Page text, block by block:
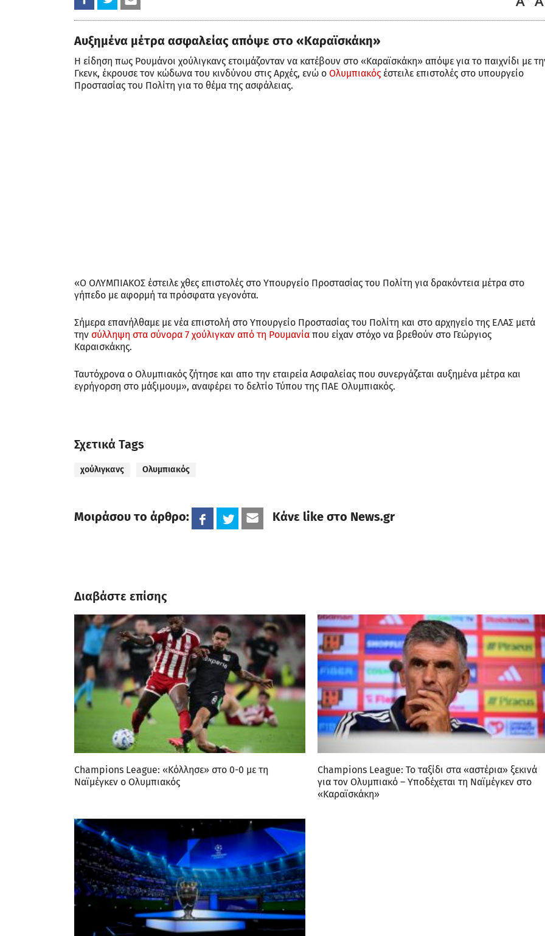
Αυξημένα μέτρα ασφαλείας απόψε στο «Καραϊσκάκη»
Η είδηση πως Ρουμάνοι χούλιγκανς ετοιμάζονταν να κατέβουν στο «Καραϊσκάκη» απόψε για το παιχνίδι με
Γκενκ, έκρουσε τον κώδωνα του κινδύνου στις Αρχές, ενώ ο Ολυμπιακός έστειλε επιστολές στο υπουργείο
Προστασίας του Πολίτη για το θέμα της ασφάλειας.
«Ο ΟΛΥΜΠΙΑΚΟΣ έστειλε χθες επιστολές στο Υπουργείο Προστασίας του Πολίτη για δρακόντεια μέτρα στο
γήπεδο με αφορμή τα πρόσφατα γεγονότα.
Σήμερα επανήλθαμε με νέα επιστολή στο Υπουργείο Προστασίας του Πολίτη και στο αρχηγείο της ΕΛΑΣ μετά
την σύλληψη στα σύνορα 7 χούλιγκαν από τη Ρουμανία που είχαν στόχο να βρεθούν στο Γεώργιος
Καραισκάκης.
Ταυτόχρονα ο Ολυμπιακός ζήτησε και απο την εταιρεία Ασφαλείας που συνεργάζεται αυξημένα μέτρα και
εγρήγορση στο μάξιμουμ», αναφέρει το δελτίο Τύπου της ΠΑΕ Ολυμπιακός.
Σχετικά Tags
χούλιγκανς Ολυμπιακός
Μοιράσου το άρθρο: Κάνε like στο News.gr
Διαβάστε επίσης
Champions League: «Κόλλησε» στο 0-0 με τη
Ναϊμέγκεν ο Ολυμπιακός
Champions League: Το ταξίδι στα «αστέρια» ξεκινά
για τον Ολυμπιακό – Υποδέχεται τη Ναϊμέγκεν στο
«Καραϊσκάκη»